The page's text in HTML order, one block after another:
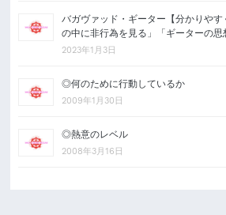
バガヴァッド・ギーター【分かりや
の中に非行為を見る」「ギーターの思
2023年1月3日
◎何のために行動しているか
2009年1月30日
◎熱意のレベル
2008年3月16日